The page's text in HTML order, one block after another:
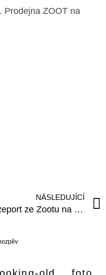
Prodejna ZOOT na
NÁSLEDUJÍCÍ
Report ze Zootu na Hlaváku